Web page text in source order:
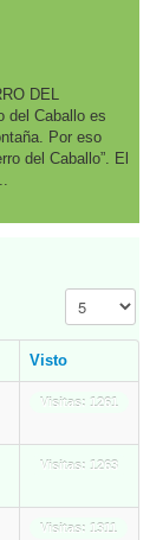
DEL
del Caballo es
Por eso
del Caballo”. El
Cantidad a
Visto
Visitas: 1261
Visitas: 1263
Visitas: 1311